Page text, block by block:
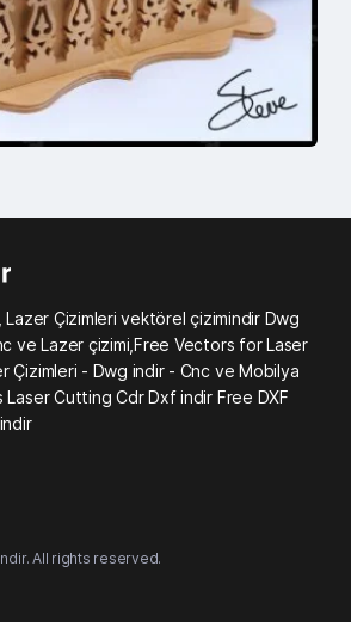
Lazer Çizimleri vektörel çizimindir Dwg
ve Lazer çizimi,Free Vectors for Laser
Çizimleri - Dwg indir - Cnc ve Mobilya
Laser Cutting Cdr Dxf indir Free DXF
All rights reserved.